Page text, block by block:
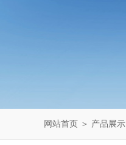
网站首页 ＞ 产品展示